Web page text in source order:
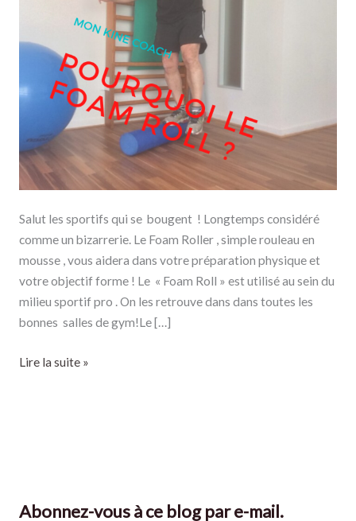
Salut les sportifs qui se bougent ! Longtemps considéré
comme un bizarrerie. Le Foam Roller , simple rouleau en
mousse , vous aidera dans votre préparation physique et
votre objectif forme ! Le « Foam Roll » est utilisé au sein du
milieu sportif pro . On les retrouve dans dans toutes les
bonnes salles de gym!Le […]
Lire la suite »
Abonnez-vous à ce blog par e-mail.